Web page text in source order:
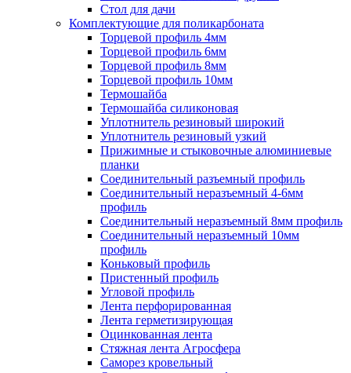
Стол для дачи
Комплектующие для поликарбоната
Торцевой профиль 4мм
Торцевой профиль 6мм
Торцевой профиль 8мм
Торцевой профиль 10мм
Термошайба
Термошайба силиконовая
Уплотнитель резиновый широкий
Уплотнитель резиновый узкий
Прижимные и стыковочные алюминиевые
планки
Соединительный разъемный профиль
Соединительный неразъемный 4-6мм
профиль
Соединительный неразъемный 8мм профиль
Соединительный неразъемный 10мм
профиль
Коньковый профиль
Пристенный профиль
Угловой профиль
Лента перфорированная
Лента герметизирующая
Оцинкованная лента
Стяжная лента Агросфера
Саморез кровельный